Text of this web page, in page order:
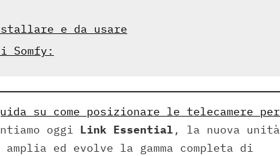
e da usare
Somfy:
su come posizionare le telecamere per
oggi Link Essential , la nuova unità
amplia ed evolve la gamma completa di